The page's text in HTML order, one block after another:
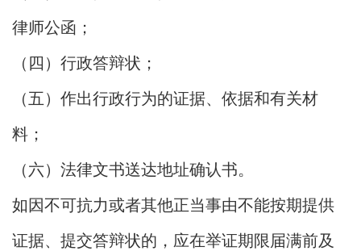
律师公函；
（四）行政答辩状；
（五）作出行政行为的证据、依据和有关材
料；
（六）法律文书送达地址确认书。
如因不可抗力或者其他正当事由不能按期提供
证据、提交答辩状的，应在举证期限届满前及